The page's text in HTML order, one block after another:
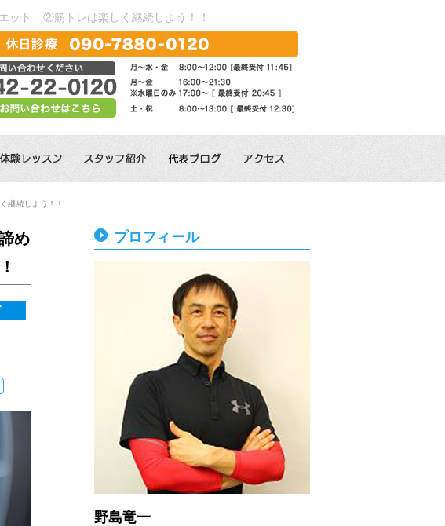
ット ②筋トレは楽しく継続しよう！！
継続しよう！！
め
プロフィール
野島竜一